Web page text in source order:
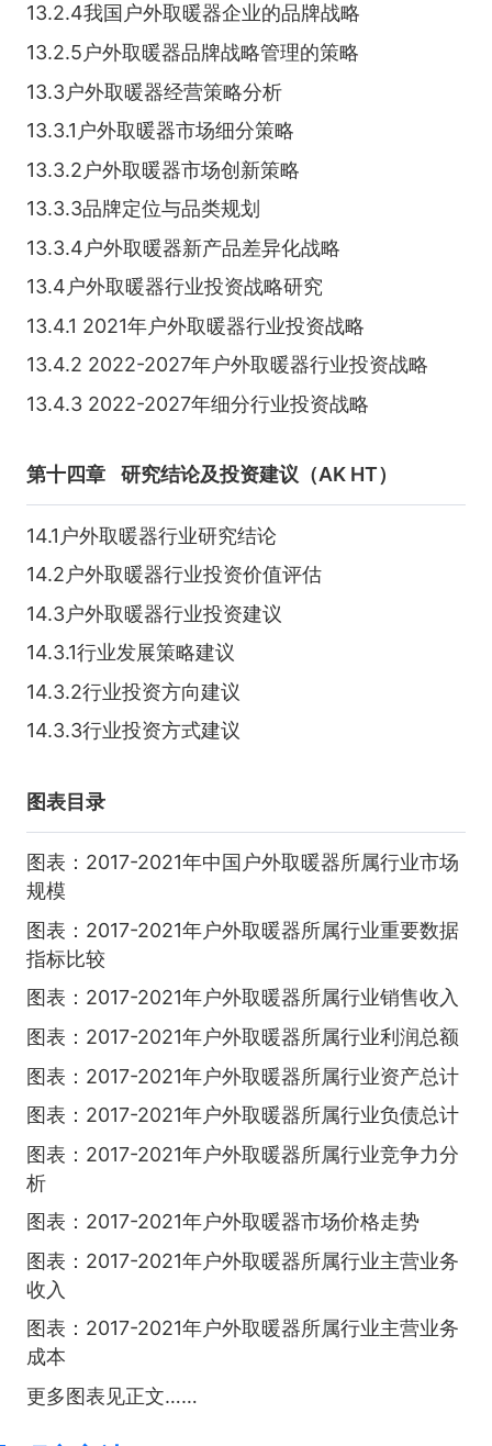
13.2.4我国户外取暖器企业的品牌战略
13.2.5户外取暖器品牌战略管理的策略
13.3户外取暖器经营策略分析
13.3.1户外取暖器市场细分策略
13.3.2户外取暖器市场创新策略
13.3.3品牌定位与品类规划
13.3.4户外取暖器新产品差异化战略
13.4户外取暖器行业投资战略研究
13.4.1 2021年户外取暖器行业投资战略
13.4.2 2022-2027年户外取暖器行业投资战略
13.4.3 2022-2027年细分行业投资战略
第十四章 研究结论及投资建议（AK HT）
14.1户外取暖器行业研究结论
14.2户外取暖器行业投资价值评估
14.3户外取暖器行业投资建议
14.3.1行业发展策略建议
14.3.2行业投资方向建议
14.3.3行业投资方式建议
图表目录
图表：2017-2021年中国户外取暖器所属行业市场
规模
图表：2017-2021年户外取暖器所属行业重要数据
指标比较
图表：2017-2021年户外取暖器所属行业销售收入
图表：2017-2021年户外取暖器所属行业利润总额
图表：2017-2021年户外取暖器所属行业资产总计
图表：2017-2021年户外取暖器所属行业负债总计
图表：2017-2021年户外取暖器所属行业竞争力分
析
图表：2017-2021年户外取暖器市场价格走势
图表：2017-2021年户外取暖器所属行业主营业务
收入
图表：2017-2021年户外取暖器所属行业主营业务
成本
更多图表见正文……